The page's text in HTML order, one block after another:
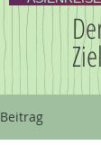
Ziel
Beitrag